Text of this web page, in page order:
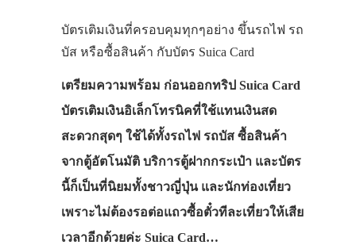
บัตรเติมเงินที่ครอบคุมทุกๆอย่าง ขึ้นรถไฟ รถ
บัส หรือซื้อสินค้า กับบัตร Suica Card
เตรียมความพร้อม ก่อนออกทริป Suica Card
บัตรเติมเงินอิเล็กโทรนิคที่ใช้แทนเงินสด
สะดวกสุดๆ ใช้ได้ทั้งรถไฟ รถบัส ซื้อสินค้า
จากตู้อัตโนมัติ บริการตู้ฝากกระเป๋า และบัตร
นี้ก็เป็นที่นิยมทั้งชาวญี่ปุ่น และนักท่องเที่ยว
เพราะไม่ต้องรอต่อแถวซื้อตั๋วทีละเที่ยวให้เสีย
เวลาอีกด้วยค่ะ Suica Card…